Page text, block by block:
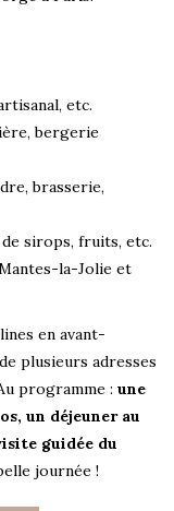
etc.
bergerie
brasserie,
sirops, fruits, etc.
la-Jolie et
en avant-
plusieurs adresses
programme : une
un déjeuner au
guidée du
journée !